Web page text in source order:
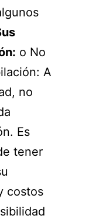
o No
A
no
Es
tener
costos